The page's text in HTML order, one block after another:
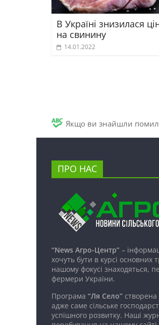
В Україні знизилася
на свинину
14.01.2022
Якщо ви знайшли
ПРО НАС
“News Агро-Центр” –
хочуть бути в курсі основних
нашому фокусі знаходяться,
фермери України.
Програма “Ля Село”
адже саме сільське
успішного розвитку. Наші